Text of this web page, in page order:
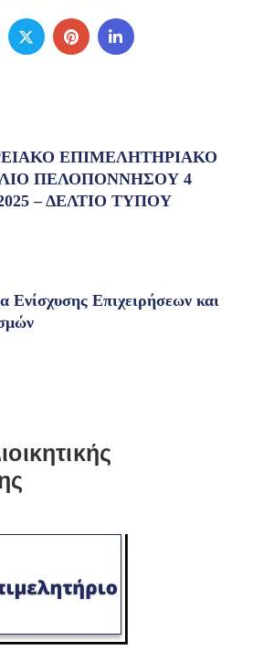
ΕΠΙΜΕΛΗΤΗΡΙΑΚΟ
ΠΕΛΟΠΟΝΝΗΣΟΥ 4
2025 – ΔΕΛΤΙΟ ΤΥΠΟΥ
Ενίσχυσης Επιχειρήσεων και